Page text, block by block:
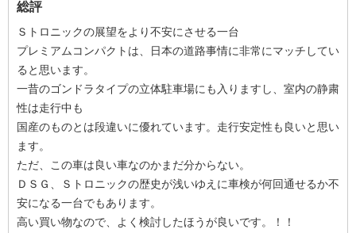
総評
Ｓトロニックの展望をより不安にさせる一台
プレミアムコンパクトは、日本の道路事情に非常にマッチしてい
ると思います。
一昔のゴンドラタイプの立体駐車場にも入りますし、室内の静粛
性は走行中も
国産のものとは段違いに優れています。走行安定性も良いと思い
ます。
ただ、この車は良い車なのかまだ分からない。
ＤＳＧ、Ｓトロニックの歴史が浅いゆえに車検が何回通せるか不
安になる一台でもあります。
高い買い物なので、よく検討したほうが良いです。！！